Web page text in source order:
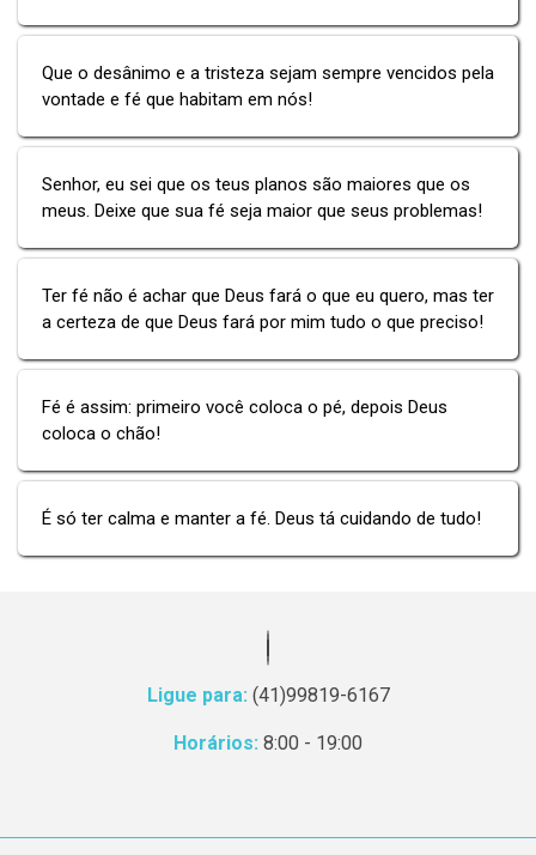
Que o desânimo e a tristeza sejam sempre vencidos pela
vontade e fé que habitam em nós!
Senhor, eu sei que os teus planos são maiores que os
meus. Deixe que sua fé seja maior que seus problemas!
Ter fé não é achar que Deus fará o que eu quero, mas ter
a certeza de que Deus fará por mim tudo o que preciso!
Fé é assim: primeiro você coloca o pé, depois Deus
coloca o chão!
É só ter calma e manter a fé. Deus tá cuidando de tudo!
Ligue para: (41)99819-6167
Horários: 8:00 - 19:00